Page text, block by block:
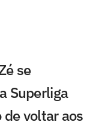
se
Superliga
de voltar aos